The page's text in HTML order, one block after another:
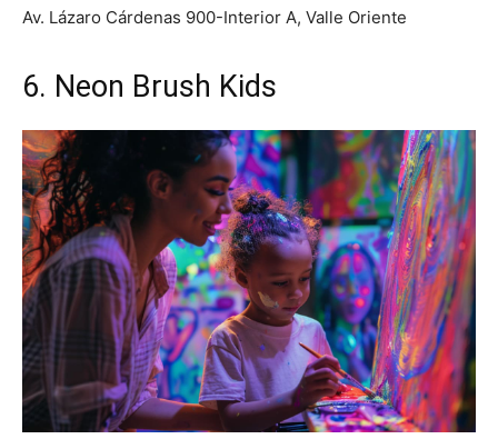
Av. Lázaro Cárdenas 900-Interior A, Valle Oriente
6. Neon Brush Kids